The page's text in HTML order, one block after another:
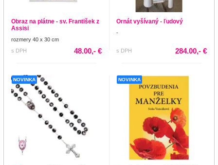
Obraz na plátne - sv. František z
Assisi
rozmery 40 x 30 cm
s DPH
48.00,- €
Ornát vyšívaný - ľudový
-
s DPH 284.00,- €
NOVINKA NOVINKA